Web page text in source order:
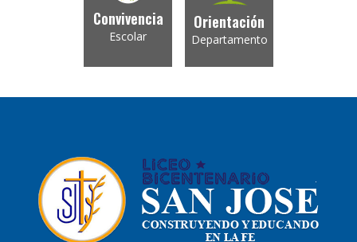
Convivencia
Escolar
Orientación
Departamento